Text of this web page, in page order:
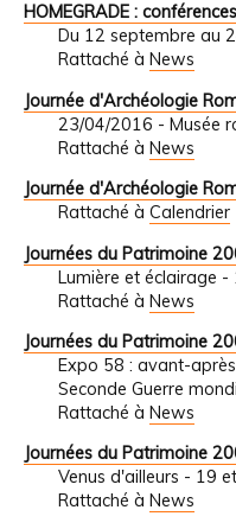
HOMEGRADE :
Du 12 septembre au
Rattaché à News
Journée d'Archéologie
23/04/2016 - Musée
Rattaché à News
Journée d'Archéologie
Rattaché à Calendrier
Journées du Patrimoine
Lumière et éclairage
Rattaché à News
Journées du Patrimoine
Expo 58 : avant-
Seconde Guerre
Rattaché à News
Journées du Patrimoine
Venus d'ailleurs - 19
Rattaché à News